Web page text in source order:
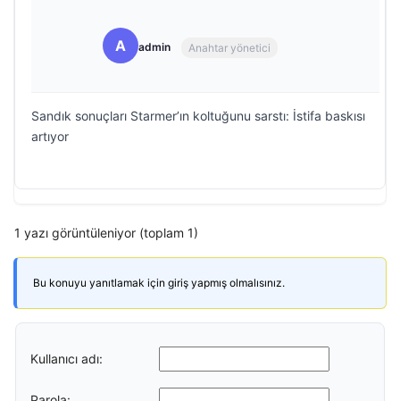
A admin Anahtar yönetici
Sandık sonuçları Starmer’ın koltuğunu sarstı: İstifa baskısı
artıyor
1 yazı görüntüleniyor (toplam 1)
Bu konuyu yanıtlamak için giriş yapmış olmalısınız.
Kullanıcı adı: